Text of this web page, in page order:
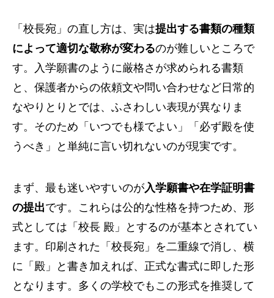
「校長宛」の直し方は、実は提出する書類の種類
によって適切な敬称が変わるのが難しいところで
す。入学願書のように厳格さが求められる書類
と、保護者からの依頼文や問い合わせなど日常的
なやりとりとでは、ふさわしい表現が異なりま
す。そのため「いつでも様でよい」「必ず殿を使
うべき」と単純に言い切れないのが現実です。
まず、最も迷いやすいのが入学願書や在学証明書
の提出です。これらは公的な性格を持つため、形
式としては「校長 殿」とするのが基本とされてい
ます。印刷された「校長宛」を二重線で消し、横
に「殿」と書き加えれば、正式な書式に即した形
となります。多くの学校でもこの形式を推奨して